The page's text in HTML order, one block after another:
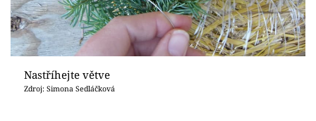
Nastříhejte větve
Zdroj: Simona Sedláčková